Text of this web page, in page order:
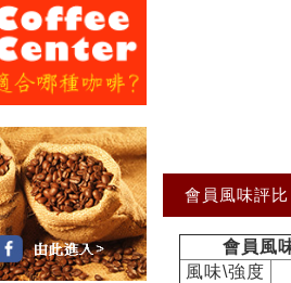
會員風味評比
會員風
風味\強度